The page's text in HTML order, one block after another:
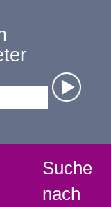
Suche
nach